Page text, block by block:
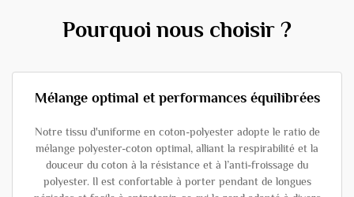
Pourquoi nous choisir ?
Mélange optimal et performances équilibrées
Notre tissu d'uniforme en coton-polyester adopte le ratio de
mélange polyester-coton optimal, alliant la respirabilité et la
douceur du coton à la résistance et à l’anti-froissage du
polyester. Il est confortable à porter pendant de longues